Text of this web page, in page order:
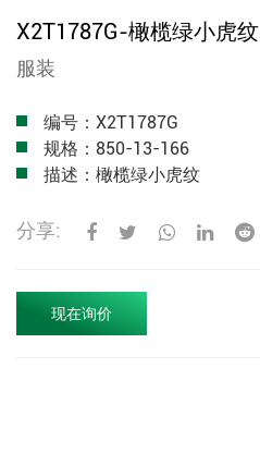
X2T1787G-橄榄绿小虎纹
服装
编号：X2T1787G
规格：850-13-166
描述：橄榄绿小虎纹
分享:
现在询价